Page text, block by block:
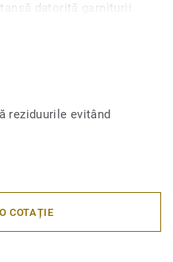
datorită garniturii.
pentru a evita
reziduurile evitând
COTAȚIE